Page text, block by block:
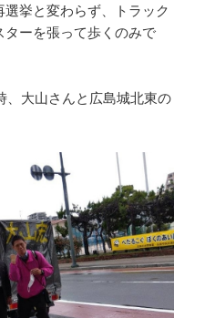
挙と変わらず、トラック
ーを張って歩くのみで
、大山さんと広島城北東の